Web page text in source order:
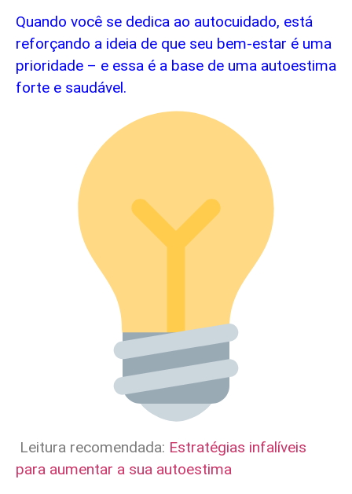
Quando você se dedica ao autocuidado, está
reforçando a ideia de que seu bem-estar é uma
prioridade – e essa é a base de uma autoestima
forte e saudável.
Leitura recomendada: Estratégias infalíveis
para aumentar a sua autoestima